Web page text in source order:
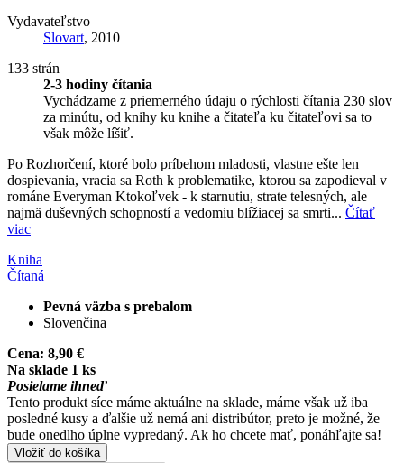
Vydavateľstvo
Slovart, 2010
133 strán
2-3 hodiny čítania
Vychádzame z priemerného údaju o rýchlosti čítania 230 slov
za minútu, od knihy ku knihe a čitateľa ku čitateľovi sa to
však môže líšiť.
Po Rozhorčení, ktoré bolo príbehom mladosti, vlastne ešte len
dospievania, vracia sa Roth k problematike, ktorou sa zapodieval v
románe Everyman Ktokoľvek - k starnutiu, strate telesných, ale
najmä duševných schopností a vedomiu blížiacej sa smrti... Čítať
viac
Kniha
Čítaná
Pevná väzba s prebalom
Slovenčina
Cena: 8,90 €
Na sklade 1 ks
Posielame ihneď
Tento produkt síce máme aktuálne na sklade, máme však už iba
posledné kusy a ďalšie už nemá ani distribútor, preto je možné, že
bude onedlho úplne vypredaný. Ak ho chcete mať, ponáhľajte sa!
Vložiť do košíka